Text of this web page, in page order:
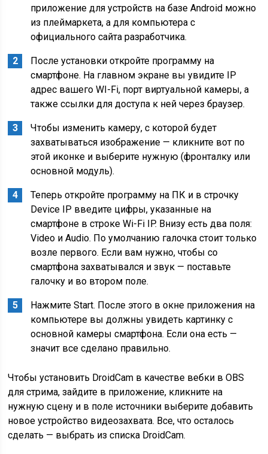
приложение для устройств на базе Android можно
из плеймаркета, а для компьютера с
официального сайта разработчика.
После установки откройте программу на
смартфоне. На главном экране вы увидите IP
адрес вашего WI-Fi, порт виртуальной камеры, а
также ссылки для доступа к ней через браузер.
Чтобы изменить камеру, с которой будет
захватываться изображение — кликните вот по
этой иконке и выберите нужную (фронталку или
основной модуль).
Теперь откройте программу на ПК и в строчку
Device IP введите цифры, указанные на
смартфоне в строке Wi-Fi IP. Внизу есть два поля:
Video и Audio. По умолчанию галочка стоит только
возле первого. Если вам нужно, чтобы со
смартфона захватывался и звук — поставьте
галочку и во втором поле.
Нажмите Start. После этого в окне приложения на
компьютере вы должны увидеть картинку с
основной камеры смартфона. Если она есть —
значит все сделано правильно.
Чтобы установить DroidCam в качестве вебки в OBS
для стрима, зайдите в приложение, кликните на
нужную сцену и в поле источники выберите добавить
новое устройство видеозахвата. Все, что осталось
сделать — выбрать из списка DroidCam.